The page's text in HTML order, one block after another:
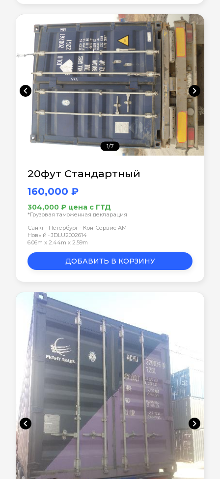
chevron_left chevron_right
1/7
20фут Стандартный
160,000 ₽
304,000 ₽ цена с ГТД
*Грузовая таможенная декларация
Санкт - Петербург - Кон-Сервис АМ
Новый • JDLU2002614
6.06m x 2.44m x 2.59m
ДОБАВИТЬ В КОРЗИНУ
chevron_left chevron_right